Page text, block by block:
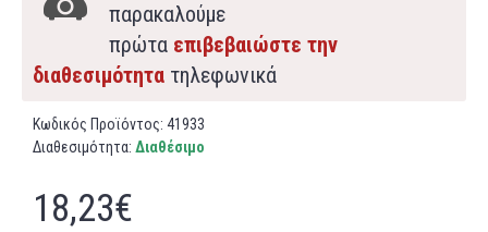
παρακαλούμε
πρώτα επιβεβαιώστε την
διαθεσιμότητα τηλεφωνικά
Κωδικός Προϊόντος: 41933
Διαθεσιμότητα: Διαθέσιμο
18,23€